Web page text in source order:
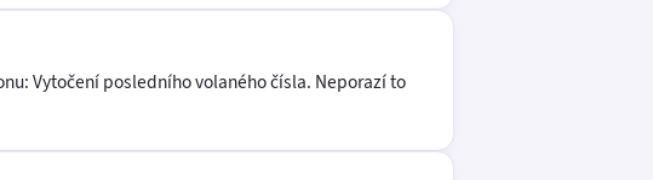
Vytočení posledního volaného čísla. Neporazí to